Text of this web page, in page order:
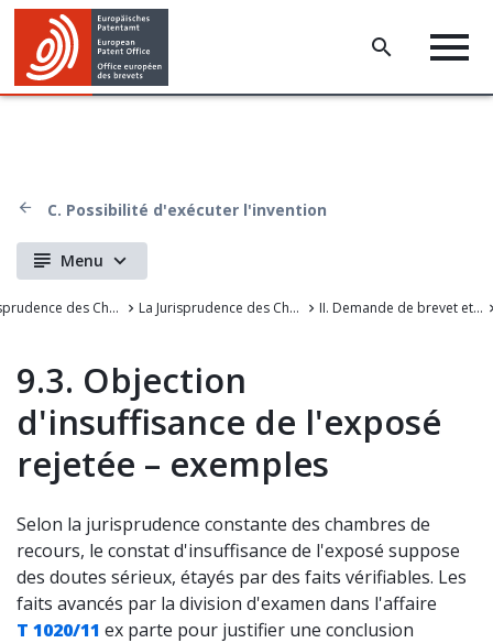
C. Possibilité d'exécuter l'invention
Menu
La Jurisprudence des Chambers de recours de l'OEB La Jurisprudence des Chambres de recours de l'Office européen des brevets II. Demande de brevet et modifications
9.3. Objection
d'insuffisance de l'exposé
rejetée – exemples
Selon la jurisprudence constante des chambres de
recours, le constat d'insuffisance de l'exposé suppose
des doutes sérieux, étayés par des faits vérifiables. Les
faits avancés par la division d'examen dans l'affaire
T 1020/11 ex parte pour justifier une conclusion